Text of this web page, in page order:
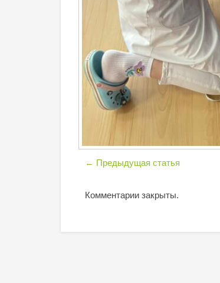
← Предыдущая статья
Комментарии закрыты.